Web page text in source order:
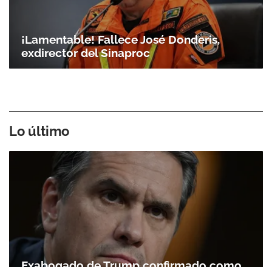
¡Lamentable! Fallece José Donderis,
exdirector del Sinaproc
Lo último